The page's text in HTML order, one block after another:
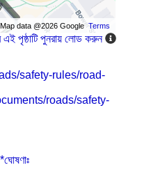
Map data @2026 GoogleTerms
পৃষ্ঠাটি পুনরায় লোড করুন
safety-rules/road-
roads/safety-
*ঘোষণাঃ